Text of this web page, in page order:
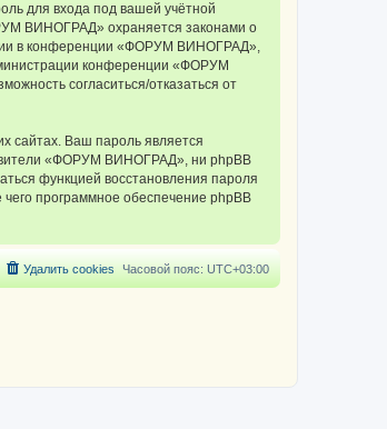
для входа под вашей учётной
ВИНОГРАД» охраняется законами о
в конференции «ФОРУМ ВИНОГРАД»,
конференции «ФОРУМ
согласиться/отказаться от
сайтах. Ваш пароль является
«ФОРУМ ВИНОГРАД», ни phpBB
функцией восстановления пароля
программное обеспечение phpBB
Часовой пояс: UTC+03:00
Удалить cookies